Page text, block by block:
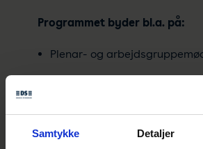
Samtykke Detaljer
Programmet byder bl.a. på:
Plenar- og
, hvor
Caroline Stage deltager
Paneldebat om etik og